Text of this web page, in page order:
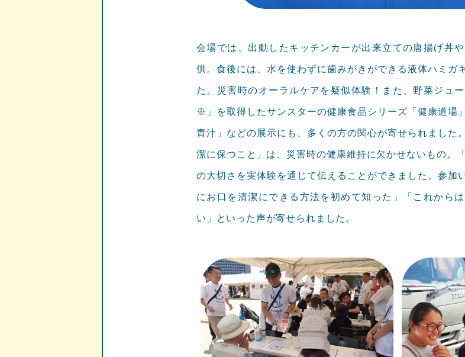
会場では、出動したキッチンカーが出来立ての唐揚げ丼
供。食後には、水を使わずに歯みがきができる液体ハミガ
た。災害時のオーラルケアを疑似体験！また、野菜ジュ
※」を取得したサンスターの健康食品シリーズ「健康道場
青汁」などの展示にも、多くの方の関心が寄せられました
潔に保つこと」は、災害時の健康維持に欠かせないもの。
の大切さを実体験を通じて伝えることができました。参加
にお口を清潔にできる方法を初めて知った」「これから
い」といった声が寄せられました。